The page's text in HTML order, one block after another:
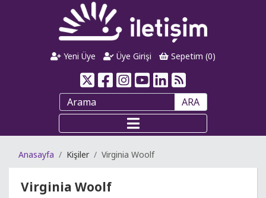
Yeni Üye Üye Girişi Sepetim (0)
ARA
Anasayfa Kişiler Virginia Woolf
Virginia Woolf